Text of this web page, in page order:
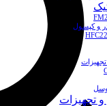
و کپسول
تجهیزات